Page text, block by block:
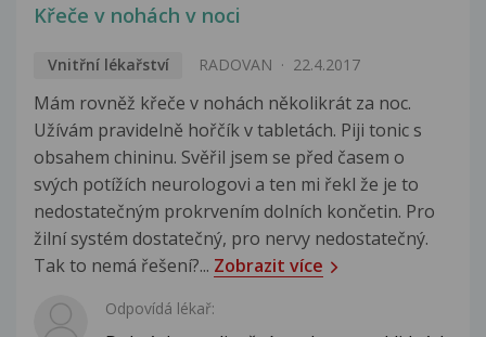
Křeče v nohách v noci
Vnitřní lékařství RADOVAN 22.4.2017
Mám rovněž křeče v nohách několikrát za noc.
Užívám pravidelně hořčík v tabletách. Piji tonic s
obsahem chininu. Svěřil jsem se před časem o
svých potížích neurologovi a ten mi řekl že je to
nedostatečným prokrvením dolních končetin. Pro
žilní systém dostatečný, pro nervy nedostatečný.
Tak to nemá řešení?... Zobrazit více
Odpovídá lékař: